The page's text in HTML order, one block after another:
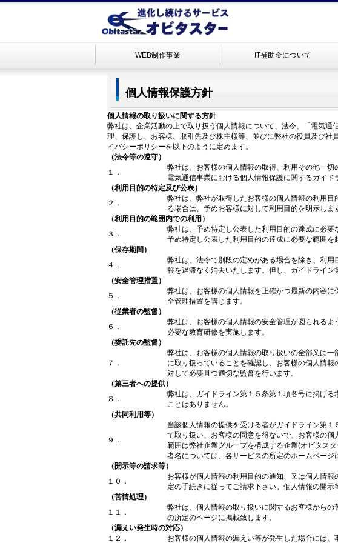
WEB制作事業 IT補助金について
個人情報保護方針
個人情報の取り扱いに関する方針
弊社は、企業活動の上で取り扱う個人情報について、法令、「電気
理、保護し、お客様、取引先及び株主様等、並びに弊社の役員及び
イバシーポリシーを以下のように定めます。
（法令等の遵守）
１．
弊社は、お客様の個人情報の取得、利用その他一
電気通信事業における個人情報保護に関するガイ
（利用目的の特定及び公表）
２．
弊社は、弊社が取得したお客様の個人情報の利用
る場合は、予めお客様に対して利用目的を明示し
（利用目的の範囲内での利用）
３．
弊社は、予め特定し公表した利用目的の達成に必
予め特定し公表した利用目的の達成に必要な範囲を
（保存期間）
４．
弊社は、法令で別段の定めがある場合を除き、利
報を遅滞なく消去いたします。但し、ガイドライン
（安全管理措置）
５．
弊社は、お客様の個人情報を正確かつ最新の内容
全管理措置を講じます。
（従業者の監督）
６．
弊社は、お客様の個人情報の安全管理が図られる
必要な教育研修を実施します。
（委託先の監督）
７．
弊社は、お客様の個人情報の取り扱いの全部又は
に取り扱っていることを確認し、お客様の個人情
対して必要且つ適切な監督を行います。
（第三者への提供）
８．
弊社は、ガイドライン第１５条第１項各号に掲げ
ことはありません。
（共同利用等）
９．
当該個人情報の提供を受ける者がガイドライン第
て取り扱い、お客様の同意を得ないで、お客様の
範囲は弊社企業グループを構成する企業(オビタス
者名については、各サービスの所定のホームページ
（開示等の請求等）
１０．
お客様が個人情報の利用目的の通知、又は個人情
定の手続きに従ってご請求下さい。個人情報の開
（苦情処理）
１１．
弊社は、個人情報の取り扱いに関するお客様から
の所定のページに掲載致します。
（漏えい発生時の対応）
１２．
お客様の個人情報の漏えい等が発生した場合には